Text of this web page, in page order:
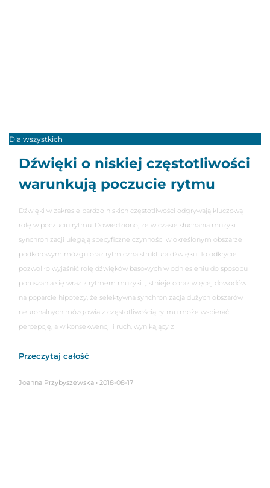
Dla wszystkich
Dźwięki o niskiej częstotliwości
warunkują poczucie rytmu
Dźwięki w zakresie bardzo niskich częstotliwości odgrywają kluczową
rolę w poczuciu rytmu. Dowiedziono, że w czasie słuchania muzyki
synchronizacji ulegają specyficzne czynności w określonym obszarze
podkorowym mózgu oraz rytmiczna struktura dźwięku. To odkrycie
pozwoliło wyjaśnić rolę dźwięków basowych w odniesieniu do sposobu
poruszania się wraz z rytmem muzyki. „Istnieje coraz więcej dowodów
na poparcie hipotezy, że selektywna synchronizacja dużych obszarów
neuronalnych mózgowia z częstotliwością rytmu może wspierać
percepcję, a w konsekwencji i ruch, wynikający z
Przeczytaj całość
Joanna Przybyszewska 2018-08-17